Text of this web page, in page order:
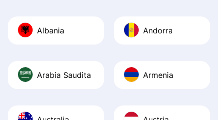
Recommend it!
Albania Andorra
Arabia Saudita Armenia